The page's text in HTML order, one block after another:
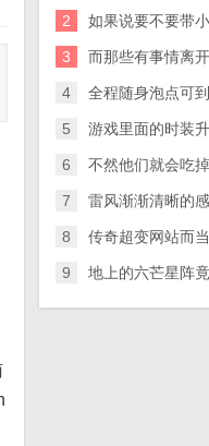
2 如果说要不要带
3 而那些有事情离开的玩家们总是
4 全程随身泡点可
5 游戏里面的时装升级材料一
6 不然他们就会吃
7 雷风渐渐清晰的
8 传奇超变网站而当我知道
9 地上的六芒星阵